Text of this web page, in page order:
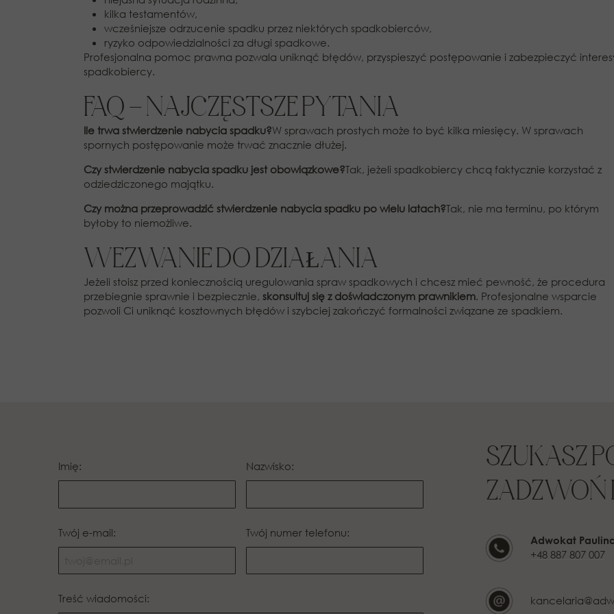
kilka testamentów,
wcześniejsze odrzucenie spadku przez niektórych spadkobierców,
ryzyko odpowiedzialności za długi spadkowe.
Profesjonalna pomoc prawna pozwala uniknąć błędów, przyspieszyć postępowanie i zabezpieczyć
spadkobiercy.
FAQ – NAJCZĘSTSZE PYTANIA
Ile trwa stwierdzenie nabycia spadku?W sprawach prostych może to być kilka miesięcy. W sprawach
spornych postępowanie może trwać znacznie dłużej.
Czy stwierdzenie nabycia spadku jest obowiązkowe?Tak, jeżeli spadkobiercy chcą faktycznie korzystać z
odziedziczonego majątku.
Czy można przeprowadzić stwierdzenie nabycia spadku po wielu latach?Tak, nie ma terminu, po którym
byłoby to niemożliwe.
WEZWANIE DO DZIAŁANIA
Jeżeli stoisz przed koniecznością uregulowania spraw spadkowych i chcesz mieć pewność, że procedura
przebiegnie sprawnie i bezpiecznie, skonsultuj się z doświadczonym prawnikiem. Profesjonalne wsparcie
pozwoli Ci uniknąć kosztownych błędów i szybciej zakończyć formalności związane ze spadkiem.
SZUKASZ
ZADZWOŃ
Adwokat
+48 887 807 007
Imię: Nazwisko:
Twój e-mail: Twój numer telefonu:
Treść wiadomości: